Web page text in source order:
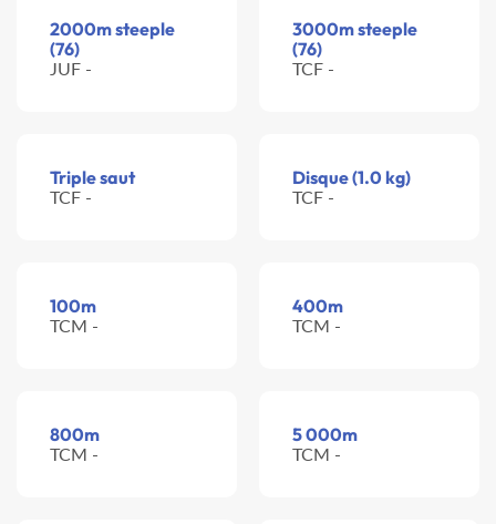
2000m steeple
(76)
JUF -
3000m steeple
(76)
TCF -
Triple saut
TCF -
Disque (1.0 kg)
TCF -
100m
TCM -
400m
TCM -
800m
TCM -
5 000m
TCM -